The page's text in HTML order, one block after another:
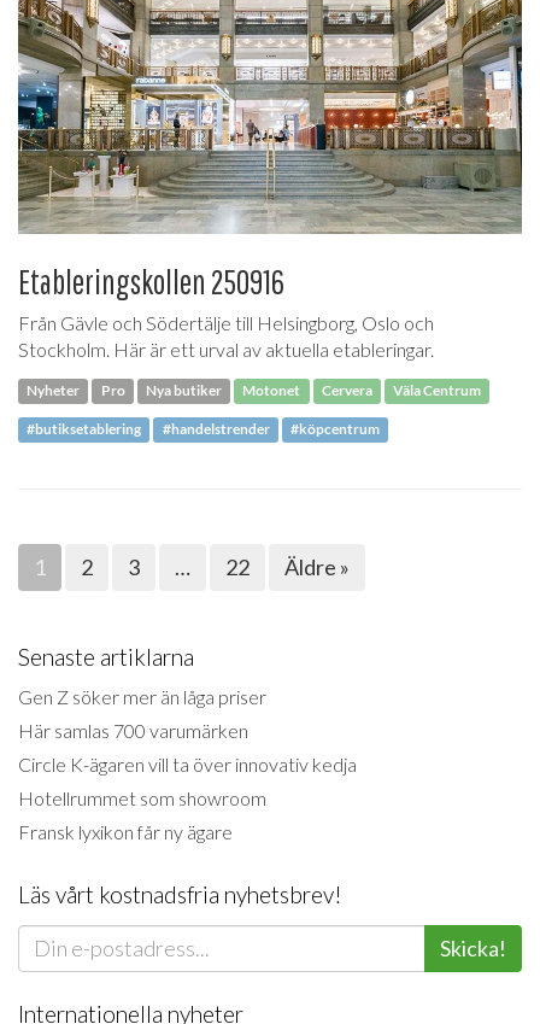
Etableringskollen 250916
Från Gävle och Södertälje till Helsingborg, Oslo och
Stockholm. Här är ett urval av aktuella etableringar.
Nyheter Pro Nya butiker Motonet Cervera Väla Centrum
#butiksetablering #handelstrender #köpcentrum
1 2 3 … 22 Äldre »
Senaste artiklarna
Gen Z söker mer än låga priser
Här samlas 700 varumärken
Circle K-ägaren vill ta över innovativ kedja
Hotellrummet som showroom
Fransk lyxikon får ny ägare
Läs vårt kostnadsfria nyhetsbrev!
Skicka!
Internationella nyheter